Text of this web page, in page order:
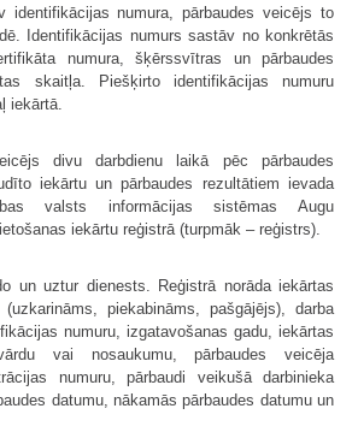
identifikācijas numura, pārbaudes veicējs to
Identifikācijas numurs sastāv no konkrētās
numura, šķērssvītras un pārbaudes
skaitļa. Piešķirto identifikācijas numuru
iekārtā.
divu darbdienu laikā pēc pārbaudes
iekārtu un pārbaudes rezultātiem ievada
valsts informācijas sistēmas Augu
iekārtu reģistrā (turpmāk – reģistrs).
un uztur dienests. Reģistrā norāda iekārtas
piekabināms, pašgājējs), darba
numuru, izgatavošanas gadu, iekārtas
vai nosaukumu, pārbaudes veicēja
numuru, pārbaudi veikušā darbinieka
datumu, nākamās pārbaudes datumu un